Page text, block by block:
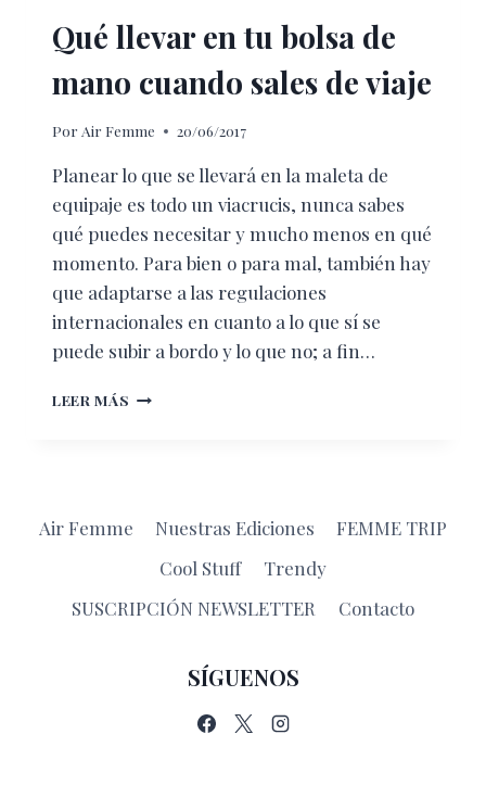
Qué llevar en tu bolsa de
mano cuando sales de viaje
Por Air Femme 20/06/2017
Planear lo que se llevará en la maleta de
equipaje es todo un viacrucis, nunca sabes
qué puedes necesitar y mucho menos en qué
momento. Para bien o para mal, también hay
que adaptarse a las regulaciones
internacionales en cuanto a lo que sí se
puede subir a bordo y lo que no; a fin…
LEER MÁS QUÉ
MANO
SALES
DE
VIAJE
Air Femme Nuestras Ediciones
FEMME TRIP
Cool Stuff
Trendy
SUSCRIPCIÓN NEWSLETTER
Contacto
SÍGUENOS